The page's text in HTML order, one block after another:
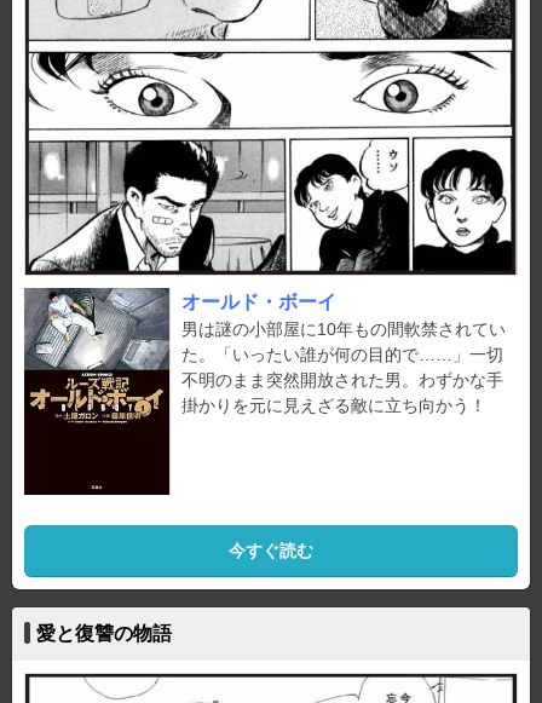
オールド・ボーイ
男は謎の小部屋に10年もの間軟禁されてい
た。「いったい誰が何の目的で……」一切
不明のまま突然開放された男。わずかな手
掛かりを元に見えざる敵に立ち向かう！
今すぐ読む
愛と復讐の物語